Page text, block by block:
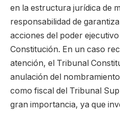
en la estructura jurídica de
responsabilidad de
acciones del poder
Constitución. En un caso
atención, el Tribunal
anulación del
como fiscal del Tribunal
gran importancia, ya que